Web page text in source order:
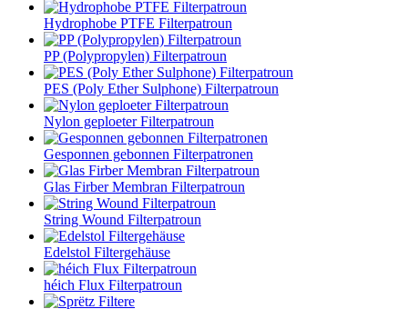
Hydrophobe PTFE Filterpatroun
PP (Polypropylen) Filterpatroun
PES (Poly Ether Sulphone) Filterpatroun
Nylon geploeter Filterpatroun
Gesponnen gebonnen Filterpatronen
Glas Firber Membran Filterpatroun
String Wound Filterpatroun
Edelstol Filtergehäuse
héich Flux Filterpatroun